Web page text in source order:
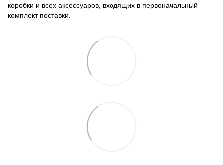
коробки и всех аксессуаров, входящих в первоначальный
комплект поставки.